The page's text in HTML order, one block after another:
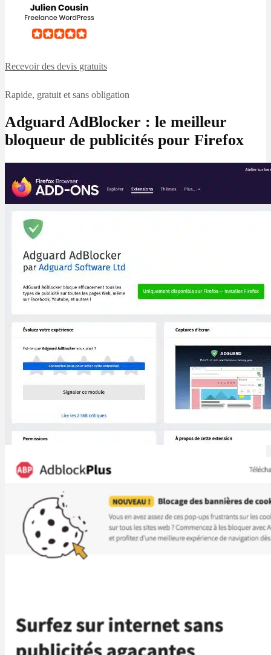
Recevoir des devis gratuits
Rapide, gratuit et sans obligation
Adguard AdBlocker : le meilleur
bloqueur de publicités pour Firefox